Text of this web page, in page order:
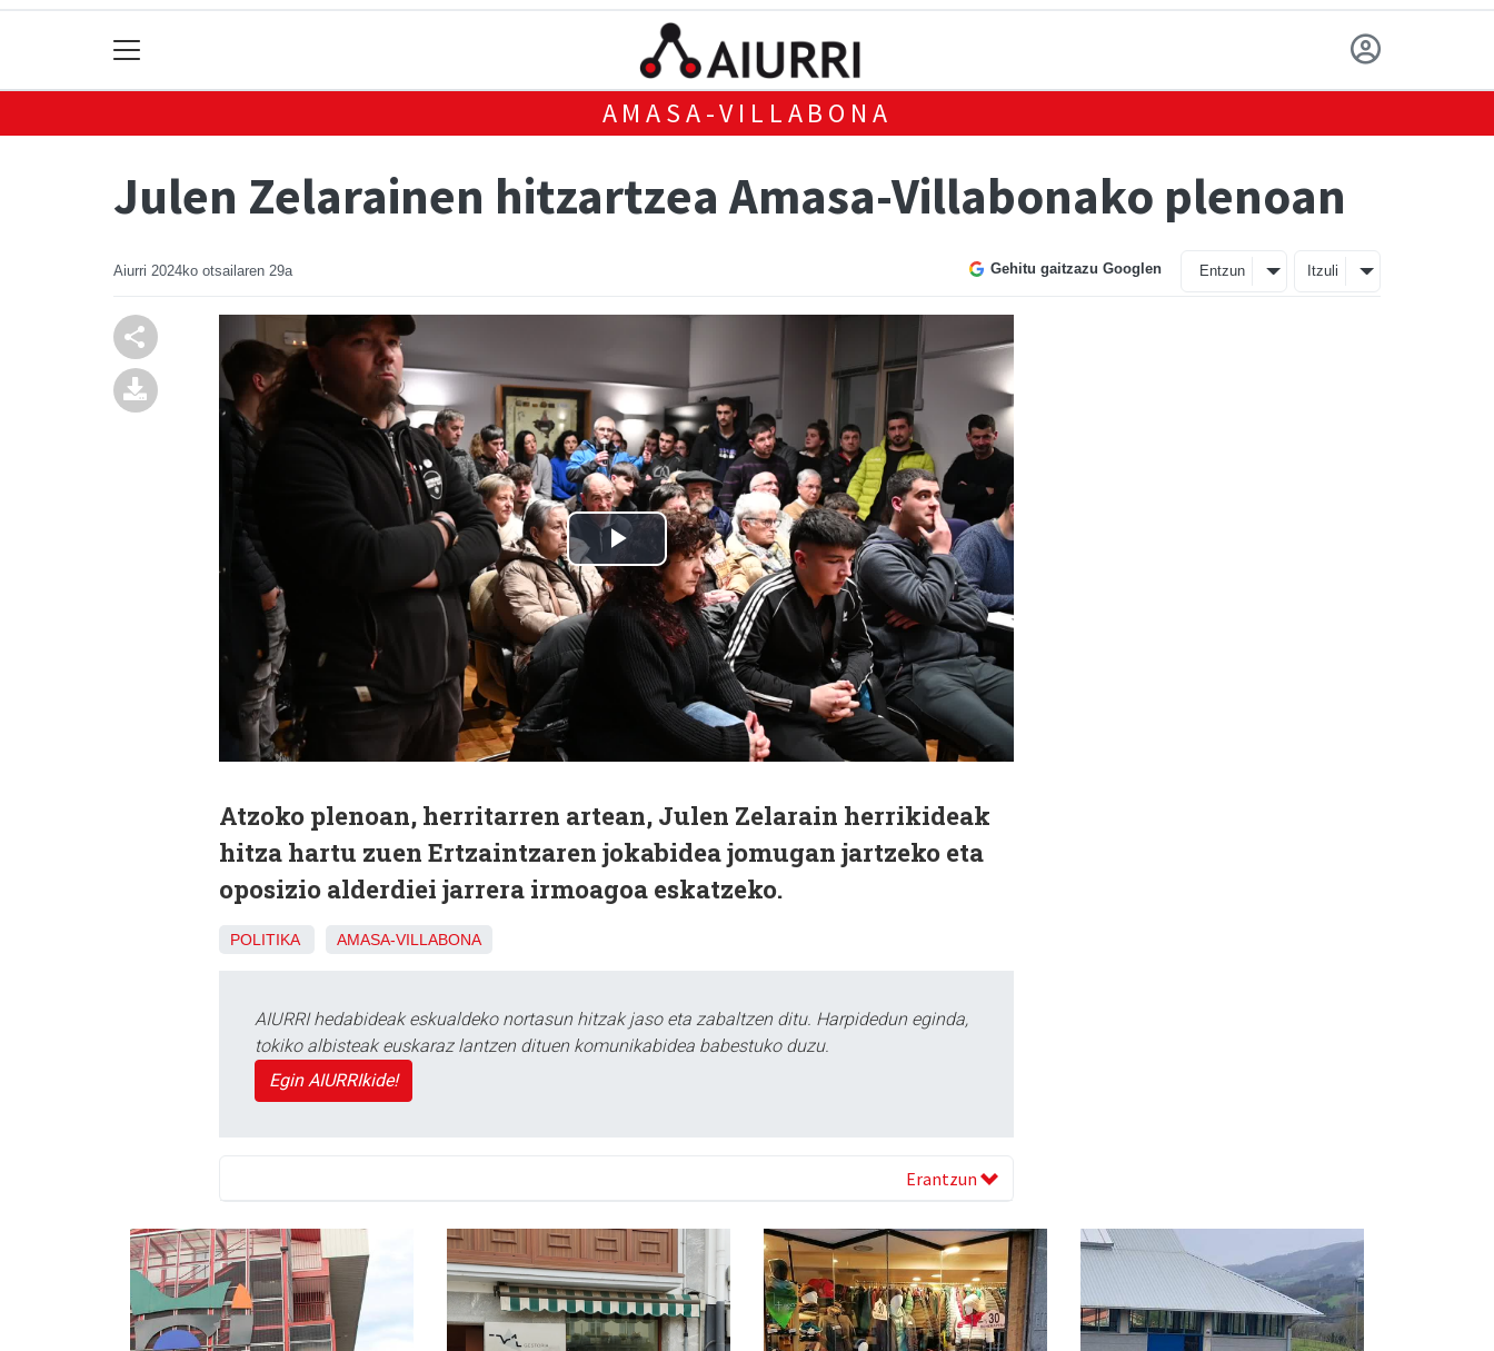
AMASA-VILLABONA
Julen Zelarainen hitzartzea Amasa-Villabonako plenoan
Aiurri 2024ko otsailaren 29a Gehitu gaitzazu Googlen Entzun Itzuli
Atzoko plenoan, herritarren artean, Julen Zelarain herrikideak
hitza hartu zuen Ertzaintzaren jokabidea jomugan jartzeko eta
oposizio alderdiei jarrera irmoagoa eskatzeko.
POLITIKA AMASA-VILLABONA
AIURRI hedabideak eskualdeko nortasun hitzak jaso eta zabaltzen ditu. Harpidedun eginda,
tokiko albisteak euskaraz lantzen dituen komunikabidea babestuko duzu.
Egin AIURRIkide!
Erantzun